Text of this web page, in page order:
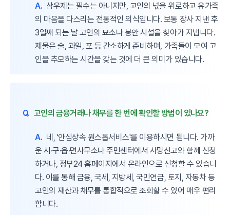
A. 삼우제는 필수는 아니지만, 고인의 넋을 위로하고 유가족
의 마음을 다스리는 전통적인 의식입니다. 보통 장사 지낸 후
3일째 되는 날 고인의 묘소나 봉안 시설을 찾아가 지냅니다.
제물은 술, 과일, 포 등 간소하게 준비하며, 가족들이 모여 고
인을 추모하는 시간을 갖는 것에 더 큰 의미가 있습니다.
Q. 고인의 금융거래나 채무를 한 번에 확인할 방법이 있나요?
A. 네, '안심상속 원스톱서비스'를 이용하시면 됩니다. 가까
운 시·구·읍·면사무소나 주민센터에서 사망신고와 함께 신청
하거나, 정부24 홈페이지에서 온라인으로 신청할 수 있습니
다. 이를 통해 금융, 국세, 지방세, 국민연금, 토지, 자동차 등
고인의 재산과 채무를 통합적으로 조회할 수 있어 매우 편리
합니다.